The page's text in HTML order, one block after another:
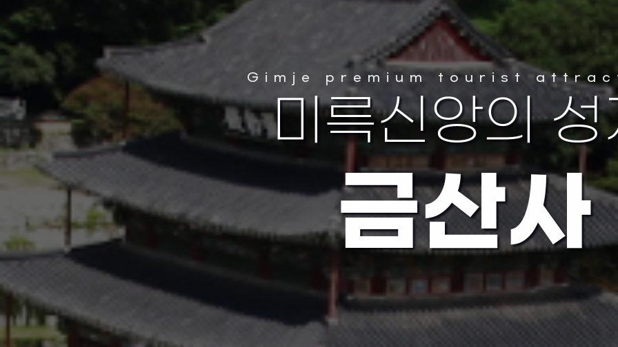
Gimje premium tourist
우리나라 최고 최대
김제 벽